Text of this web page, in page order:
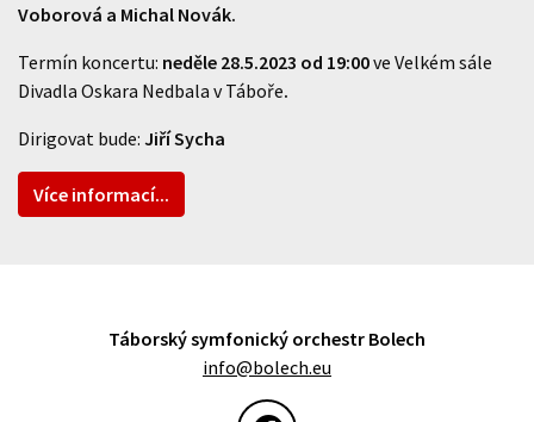
Voborová a Michal Novák.
Termín koncertu: neděle 28.5.2023 od 19:00ve Velkém sále
Divadla Oskara Nedbala v Táboře.
Dirigovat bude: Jiří Sycha
Více informací...
Táborský symfonický orchestr Bolech
info@bolech.eu